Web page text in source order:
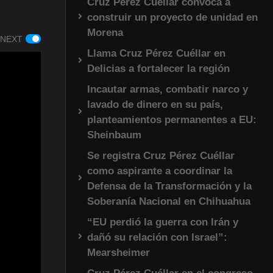
construir un proyecto de unidad en
Morena
Llama Cruz Pérez Cuéllar en
Delicias a fortalecer la región
Incautar armas, combatir narco y
lavado de dinero en su país,
planteamientos permanentes a EU:
Sheinbaum
Se registra Cruz Pérez Cuéllar
como aspirante a coordinar la
Defensa de la Transformación y la
Soberanía Nacional en Chihuahua
“EU perdió la guerra con Irán y
dañó su relación con Israel”:
Mearsheimer